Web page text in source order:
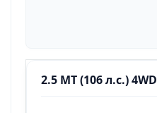
2.5 MT (106 л.с.) 4WD